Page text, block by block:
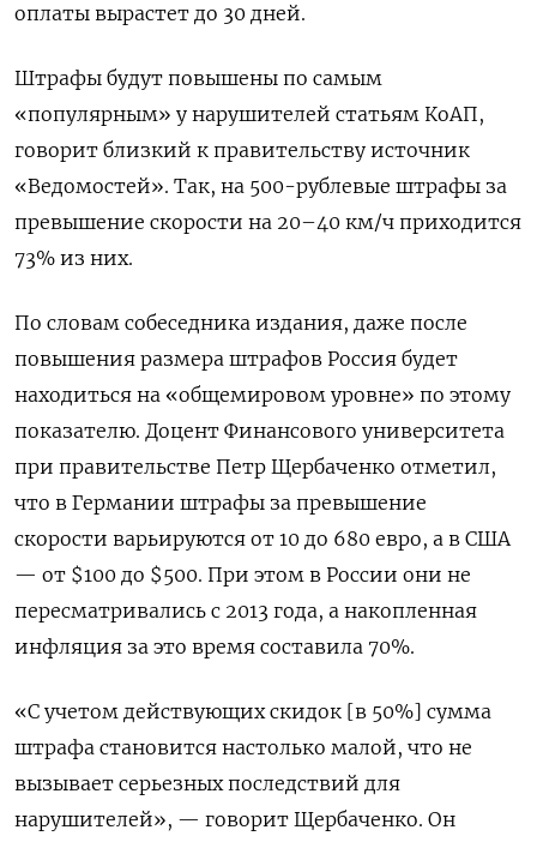
оплаты вырастет до 30 дней.
Штрафы будут повышены по самым
«популярным» у нарушителей статьям КоАП,
говорит близкий к правительству источник
«Ведомостей». Так, на 500-рублевые штрафы за
превышение скорости на 20–40 км/ч приходится
73% из них.
По словам собеседника издания, даже после
повышения размера штрафов Россия будет
находиться на «общемировом уровне» по этому
показателю. Доцент Финансового университета
при правительстве Петр Щербаченко отметил,
что в Германии штрафы за превышение
скорости варьируются от 10 до 680 евро, а в США
— от $100 до $500. При этом в России они не
пересматривались с 2013 года, а накопленная
инфляция за это время составила 70%.
«С учетом действующих скидок [в 50%] сумма
штрафа становится настолько малой, что не
вызывает серьезных последствий для
нарушителей», — говорит Щербаченко. Он